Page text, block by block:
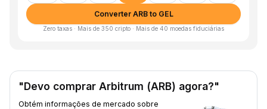
Converter ARB to GEL
Zero taxas · Mais de 350 cripto · Mais de 40 moedas fiduciárias
"Devo comprar Arbitrum (ARB) agora?"
Obtém informações de mercado sobre